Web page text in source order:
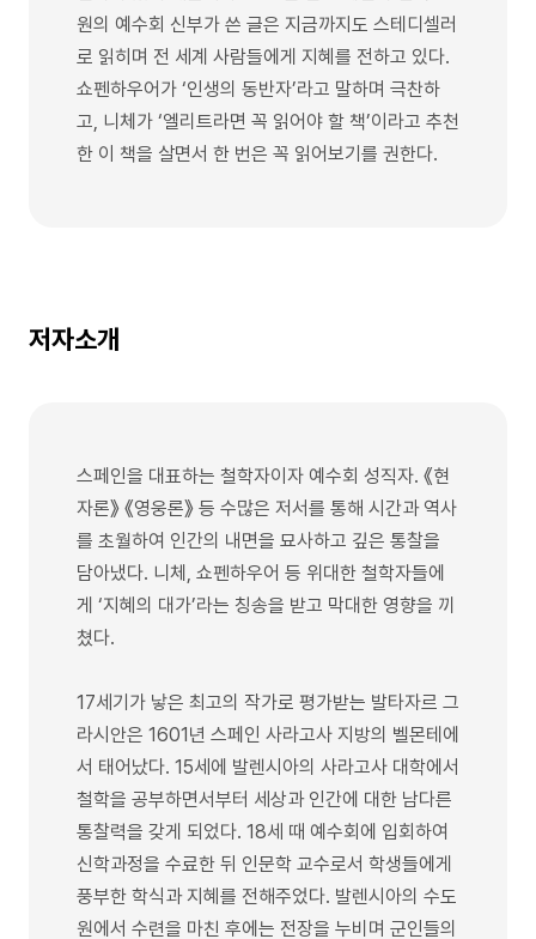
원의 예수회 신부가 쓴 글은 지금까지도 스테디셀러
로 읽히며 전 세계 사람들에게 지혜를 전하고 있다.
쇼펜하우어가 ‘인생의 동반자’라고 말하며 극찬하
고, 니체가 ‘엘리트라면 꼭 읽어야 할 책’이라고 추천
한 이 책을 살면서 한 번은 꼭 읽어보기를 권한다.
저자소개
스페인을 대표하는 철학자이자 예수회 성직자. 《현
자론》 《영웅론》 등 수많은 저서를 통해 시간과 역사
를 초월하여 인간의 내면을 묘사하고 깊은 통찰을
담아냈다. 니체, 쇼펜하우어 등 위대한 철학자들에
게 ‘지혜의 대가’라는 칭송을 받고 막대한 영향을 끼
쳤다.
17세기가 낳은 최고의 작가로 평가받는 발타자르 그
라시안은 1601년 스페인 사라고사 지방의 벨몬테에
서 태어났다. 15세에 발렌시아의 사라고사 대학에서
철학을 공부하면서부터 세상과 인간에 대한 남다른
통찰력을 갖게 되었다. 18세 때 예수회에 입회하여
신학과정을 수료한 뒤 인문학 교수로서 학생들에게
풍부한 학식과 지혜를 전해주었다. 발렌시아의 수도
원에서 수련을 마친 후에는 전장을 누비며 군인들의